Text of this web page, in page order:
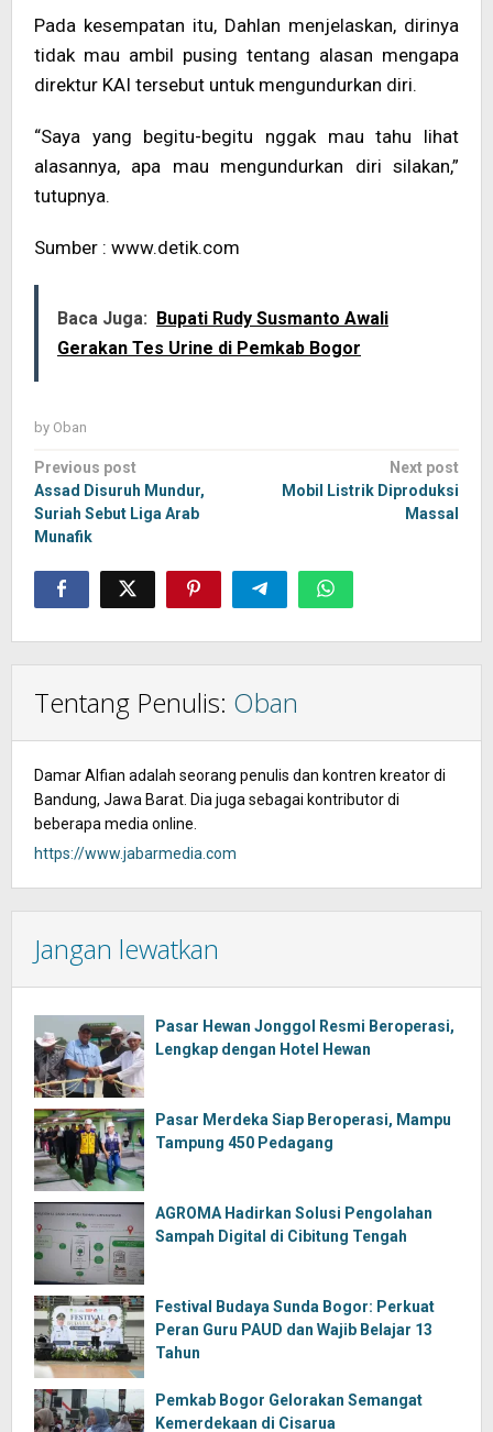
Pada kesempatan itu, Dahlan menjelaskan, dirinya
tidak mau ambil pusing tentang alasan mengapa
direktur KAI tersebut untuk mengundurkan diri.
“Saya yang begitu-begitu nggak mau tahu lihat
alasannya, apa mau mengundurkan diri silakan,”
tutupnya.
Sumber : www.detik.com
Baca Juga: Bupati Rudy Susmanto Awali
Gerakan Tes Urine di Pemkab Bogor
by Oban
Post
navigation
Previous post
Assad Disuruh Mundur,
Suriah Sebut Liga Arab
Munafik
Next post
Mobil Listrik Diproduksi
Massal
Tentang Penulis: Oban
Damar Alfian adalah seorang penulis dan kontren kreator di
Bandung, Jawa Barat. Dia juga sebagai kontributor di
beberapa media online.
https://www.jabarmedia.com
Jangan lewatkan
Pasar Hewan Jonggol Resmi Beroperasi,
Lengkap dengan Hotel Hewan
Pasar Merdeka Siap Beroperasi, Mampu
Tampung 450 Pedagang
AGROMA Hadirkan Solusi Pengolahan
Sampah Digital di Cibitung Tengah
Festival Budaya Sunda Bogor: Perkuat
Peran Guru PAUD dan Wajib Belajar 13
Tahun
Pemkab Bogor Gelorakan Semangat
Kemerdekaan di Cisarua